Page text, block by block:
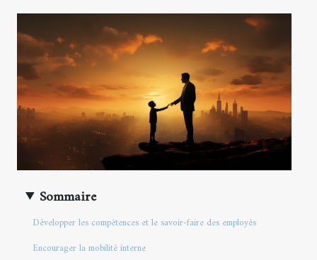
Sommaire
Développer les compétences et le savoir-faire des employés
Encourager la mobilité interne